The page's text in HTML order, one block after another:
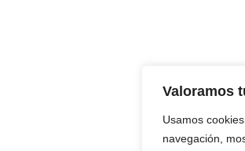
Valoramos
Usamos
navegación,